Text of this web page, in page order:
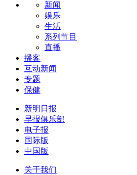
新闻
娱乐
生活
系列节目
直播
播客
互动新闻
专题
保健
新明日报
早报俱乐部
电子报
国际版
中国版
关于我们